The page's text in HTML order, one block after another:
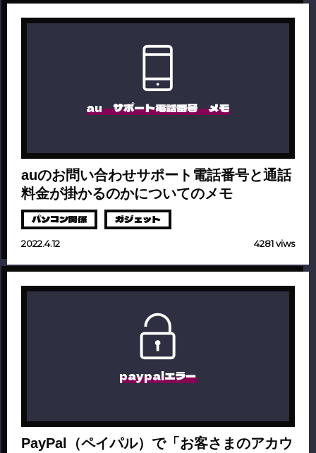
au サポート電話番号 メモ
auのお問い合わせサポート電話番号と通話
料金が掛かるのかについてのメモ
パソコン関係 ガジェット
2022.4.12 4281 viws
paypalエラー
PayPal（ペイパル）で「お客さまのアカウ